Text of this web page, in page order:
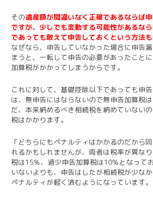
その遺産額が間違いなく正確であるならば
ですが、少しでも変動する可能性があるな
であっても敢えて申告しておくという方法
なぜなら、申告していなかった場合に申告
まうと、一転して申告の必要があったこと
加算税がかかってしまうからです。
これに対して、基礎控除以下であっても申
は、無申告にはならないので無申告加算税
だ、本来納めるべき相続税を納めていない
税はかかります。
「どちらにもペナルティはかかるのだから
れるかもしれませんが、両者は税率が異な
税は15％、過少申告加算税は10％となって
いないよりも、申告はしたが相続税が少なか
ペナルティが軽く済むようになっています。